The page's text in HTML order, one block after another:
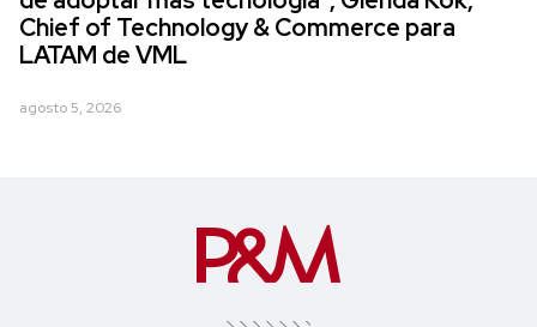
Chief of Technology & Commerce para
LATAM de VML
agosto 5, 2026